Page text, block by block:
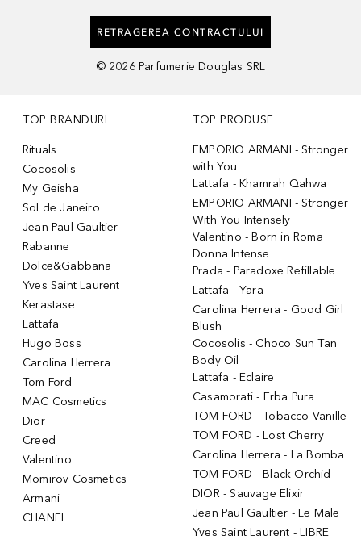
RETRAGEREA CONTRACTULUI
© 2026 Parfumerie Douglas SRL
TOP BRANDURI
Rituals
Cocosolis
My Geisha
Sol de Janeiro
Jean Paul Gaultier
Rabanne
Dolce&Gabbana
Yves Saint Laurent
Kerastase
Lattafa
Hugo Boss
Carolina Herrera
Tom Ford
MAC Cosmetics
Dior
Creed
Valentino
Momirov Cosmetics
Armani
CHANEL
TOP PRODUSE
EMPORIO ARMANI - Stronger
with You
Lattafa - Khamrah Qahwa
EMPORIO ARMANI - Stronger
With You Intensely
Valentino - Born in Roma
Donna Intense
Prada - Paradoxe Refillable
Lattafa - Yara
Carolina Herrera - Good Girl
Blush
Cocosolis - Choco Sun Tan
Body Oil
Lattafa - Eclaire
Casamorati - Erba Pura
TOM FORD - Tobacco Vanille
TOM FORD - Lost Cherry
Carolina Herrera - La Bomba
TOM FORD - Black Orchid
DIOR - Sauvage Elixir
Jean Paul Gaultier - Le Male
Yves Saint Laurent - LIBRE